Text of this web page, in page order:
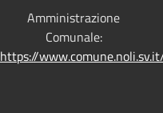
Amministrazione
Comunale:
https://